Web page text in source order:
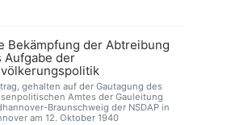
Bekämpfung der Abtreibung
Aufgabe der
gehalten auf der Gautagung des
Amtes der Gauleitung
Braunschweig der NSDAP in
am 12. Oktober 1940